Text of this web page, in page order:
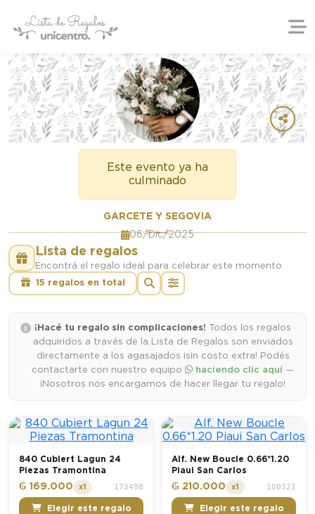
Este evento ya ha
culminado
GARCETE Y SEGOVIA
06/Dic/2025
Lista de regalos
Encontrá el regalo ideal para celebrar este momento
15 regalos en total
¡Hacé tu regalo sin complicaciones! Todos los regalos
adquiridos a través de la Lista de Regalos son enviados
directamente a los agasajados ¡sin costo extra! Podés
contactarte con nuestro equipo
haciendo clic aquí —
¡Nosotros nos encargamos de hacer llegar tu regalo!
840 Cubiert Lagun 24
Piezas Tramontina
₲ 169.000 x1 173498
Elegir este regalo
Alf. New Boucle 0.66*1.20
Piaui San Carlos
₲ 210.000 x1 100321
Elegir este regalo